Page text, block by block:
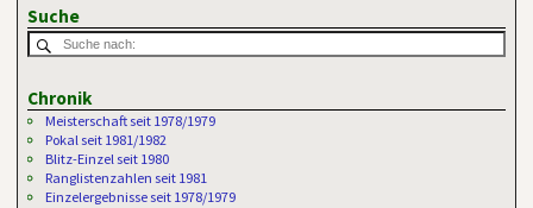
Suche
Chronik
Meisterschaft seit 1978/1979
Pokal seit 1981/1982
Blitz-Einzel seit 1980
Ranglistenzahlen seit 1981
Einzelergebnisse seit 1978/1979